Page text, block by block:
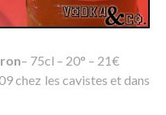
– 75cl – 20° – 21€
chez les cavistes et dans